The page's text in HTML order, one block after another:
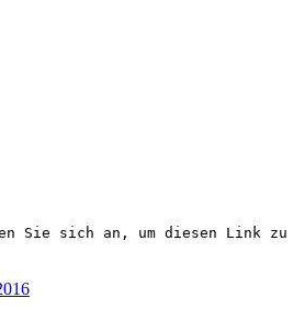
Sie sich an, um diesen Link zu